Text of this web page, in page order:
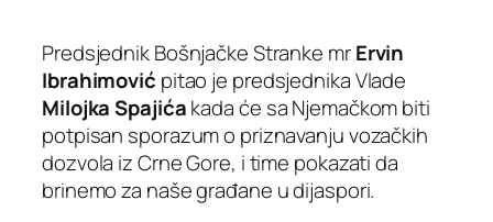
Predsjednik Bošnjačke Stranke mrErvin
Ibrahimović pitao je predsjednika Vlade
Milojka Spajićakada će sa Njemačkom biti
potpisan sporazum o priznavanju vozačkih
dozvola iz Crne Gore, i time pokazati da
brinemo za naše građane u dijaspori.